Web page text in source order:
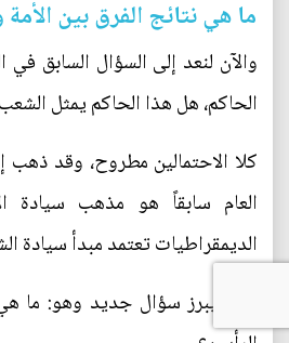
ما هي نتائج الفرق بين
والآن لنعد إلى السؤال السابق في
الحاكم، هل هذا الحاكم يمثل
كلا الاحتمالين مطروح، وقد ذهب
العام سابقاً هو مذهب سيادة
الديمقراطيات تعتمد مبدأ سيادة
وهنا يبرز سؤال جديد وهو: ما